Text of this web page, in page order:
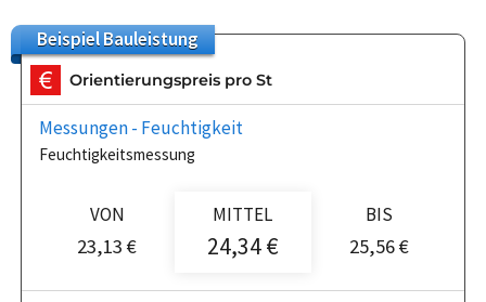
BeispielBauleistung
Orientierungspreis pro St
Messungen - Feuchtigkeit
Feuchtigkeitsmessung
VON
23,13 €
MITTEL
24,34 €
BIS
25,56 €